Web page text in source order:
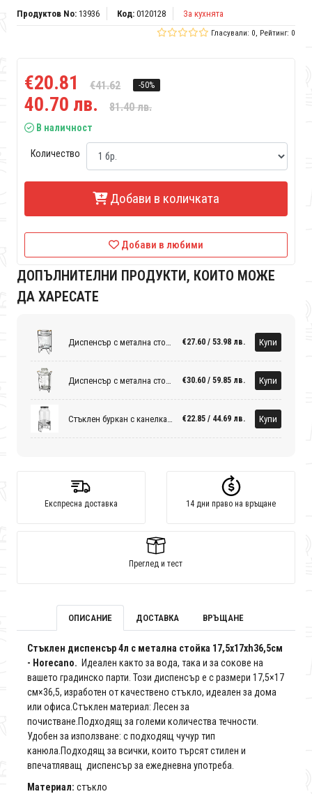
Продуктов No:13936 Код:0120128 За кухнята
Гласували: 0, Рейтинг: 0
€20.81 €41.62 -50%
40.70 лв. 81.40 лв.
В наличност
Количество
Добави в количката
Добави в любими
ДОПЪЛНИТЕЛНИ ПРОДУКТИ, КОИТО МОЖЕ
ДА ХАРЕСАТЕ
€27.60 / 53.98 лв. Купи
€30.60 / 59.85 лв. Купи
€22.85 / 44.69 лв. Купи
Експресна доставка 14 дни право на връщане
Преглед и тест
ОПИСАНИЕ ДОСТАВКА ВРЪЩАНЕ
Стъклен диспенсър 4л с метална стойка 17,5x17xh36,5см
- Horecano. Идеален както за вода, така и за сокове на
вашето градинско парти. Този диспенсър е с размери 17,5×17
см×36,5, изработен от качествено стъкло, идеален за дома
или офиса.Стъклен материал: Лесен за
почистване.Подходящ за големи количества течности.
Удобен за използване: с подходящ чучур тип
канюла.Подходящ за всички, които търсят стилен и
впечатляващ диспенсър за ежедневна употреба.
Материал: стъкло